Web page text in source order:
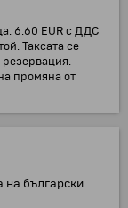
6.60 EUR с ДДС
Таксата се
промяна от
на български